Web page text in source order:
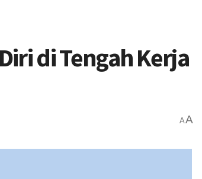
di Tengah Kerja
AA